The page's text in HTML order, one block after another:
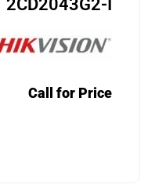
2CD2043G2-I
Call for Price